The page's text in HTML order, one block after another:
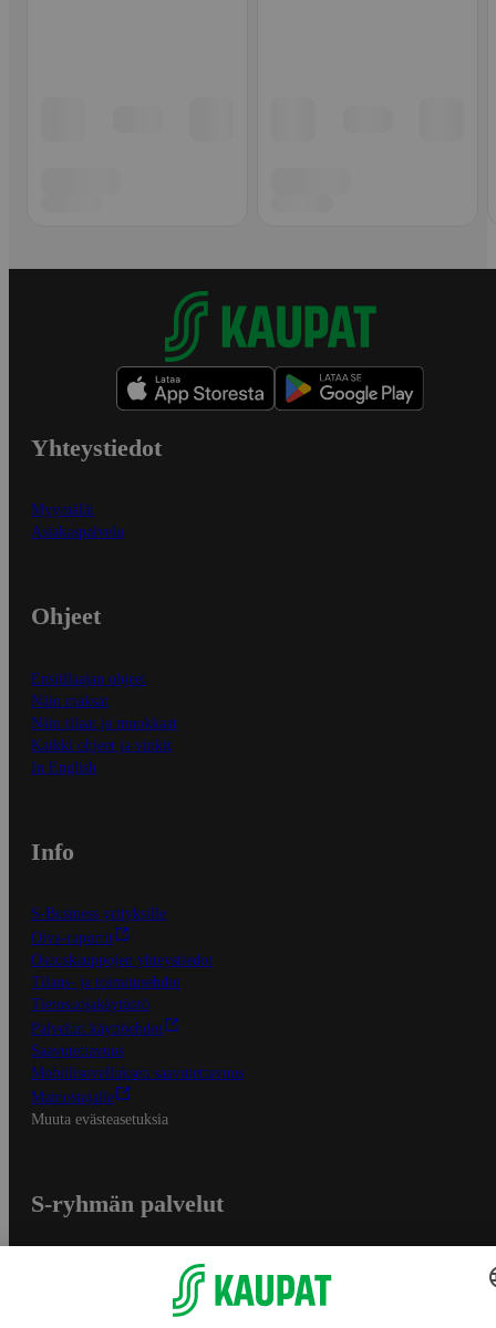
Yhteystiedot
Myymälät
Asiakaspalvelu
Ohjeet
Ensitilaajan ohjeet
Näin maksat
Näin tilaat ja muokkaat
Kaikki ohjeet ja vinkit
In English
Info
S-Business yrityksille
Oiva-raportit
Osuuskauppojen yhteystiedot
Tilaus- ja toimitusehdot
Tietosuojakäytäntö
Palvelun käyttöehdot
Saavutettavuus
Mobiilisovelluksen saavutettavuus
Mainostajalle
Muuta evästeasetuksia
S-ryhmän palvelut
Yhteishyvä Ruoka -sovellus